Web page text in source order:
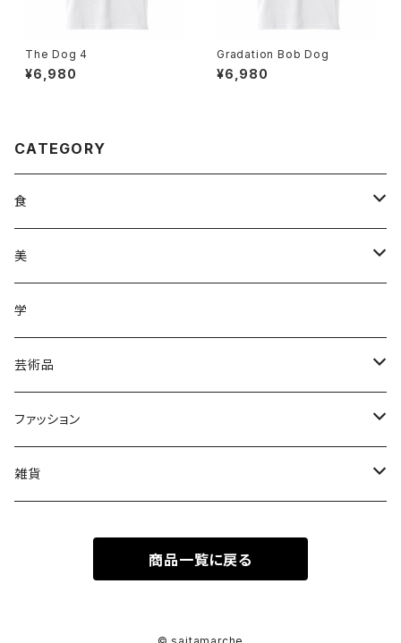
The Dog 4
¥6,980
Gradation Bob Dog
¥6,980
CATEGORY
食
調味料
加工品
ジュース
ジュース
野菜
果物
野菜
美
ヘアケア
化粧品
学
芸術品
皿
木
ファッション
Tシャツ
雑貨
ステッカーシール
商品一覧に戻る